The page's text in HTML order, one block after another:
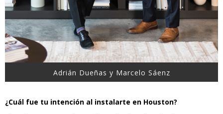
Adrián Dueñas y Marcelo Sáenz
¿Cuál fue tu intención al instalarte en Houston?